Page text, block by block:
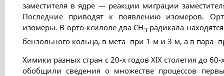
заместителя в ядре — реакции миграции
Последние приводят к появлению изомеров.
изомеры. В орто-ксилоле два СН3-радикала
бензольного кольца, в мета- при 1-м и 3-м, а в пара-
Химики разных стран с 20-х годов XIX столетия до
обобщили сведения о множестве процессов